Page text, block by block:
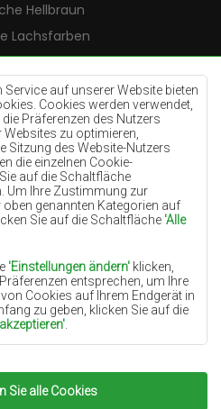
auf unserer Website bieten
Cookies werden verwendet,
Präferenzen des Nutzers
zu optimieren,
Sitzung des Website-Nutzers
die einzelnen Cookie-
auf die Schaltfläche
Um Ihre Zustimmung zur
genannten Kategorien auf
Sie auf die Schaltfläche 'Alle
'Einstellungen ändern' klicken,
entsprechen, um Ihre
Cookies auf Ihrem Endgerät in
zu geben, klicken Sie auf die
das berechtigte Interesse des
oder Dritter in Form der
Dienste auf unserer
Sie alle Cookies
Hellbraun
Lachsfarben
Cremefarben
Lilac
Gelb
Pfefferminz
Blau
Orange
Rosa
Terrakotte
Grün
Golden
Chemex.Alle Rechte